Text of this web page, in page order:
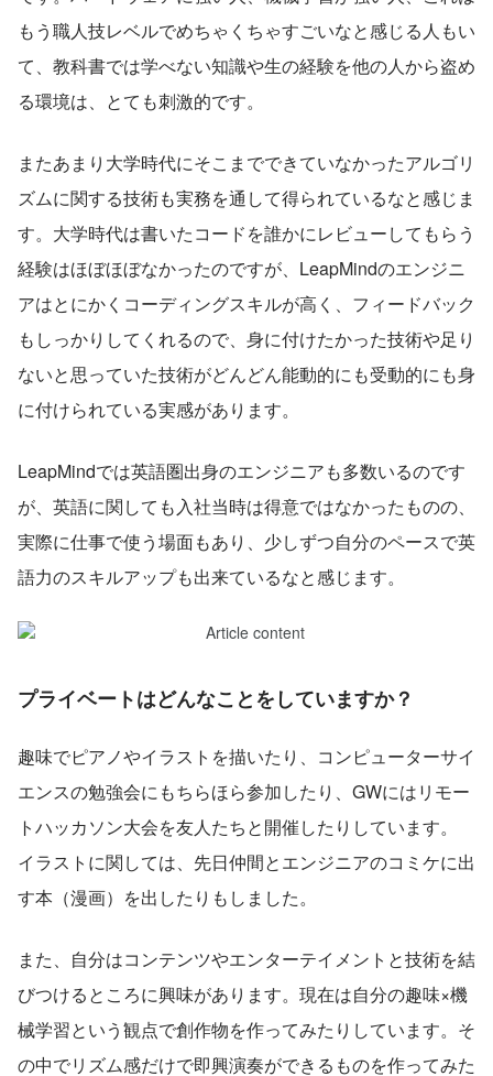
もう職人技レベルでめちゃくちゃすごいなと感じる人もい
て、教科書では学べない知識や生の経験を他の人から盗め
る環境は、とても刺激的です。
またあまり大学時代にそこまでできていなかったアルゴリ
ズムに関する技術も実務を通して得られているなと感じま
す。大学時代は書いたコードを誰かにレビューしてもらう
経験はほぼほぼなかったのですが、LeapMindのエンジニ
アはとにかくコーディングスキルが高く、フィードバック
もしっかりしてくれるので、身に付けたかった技術や足り
ないと思っていた技術がどんどん能動的にも受動的にも身
に付けられている実感があります。
LeapMindでは英語圏出身のエンジニアも多数いるのです
が、英語に関しても入社当時は得意ではなかったものの、
実際に仕事で使う場面もあり、少しずつ自分のペースで英
語力のスキルアップも出来ているなと感じます。
プライベートはどんなことをしていますか？
趣味でピアノやイラストを描いたり、コンピューターサイ
エンスの勉強会にもちらほら参加したり、GWにはリモー
トハッカソン大会を友人たちと開催したりしています。
イラストに関しては、先日仲間とエンジニアのコミケに出
す本（漫画）を出したりもしました。
また、自分はコンテンツやエンターテイメントと技術を結
びつけるところに興味があります。現在は自分の趣味×機
械学習という観点で創作物を作ってみたりしています。そ
の中でリズム感だけで即興演奏ができるものを作ってみた